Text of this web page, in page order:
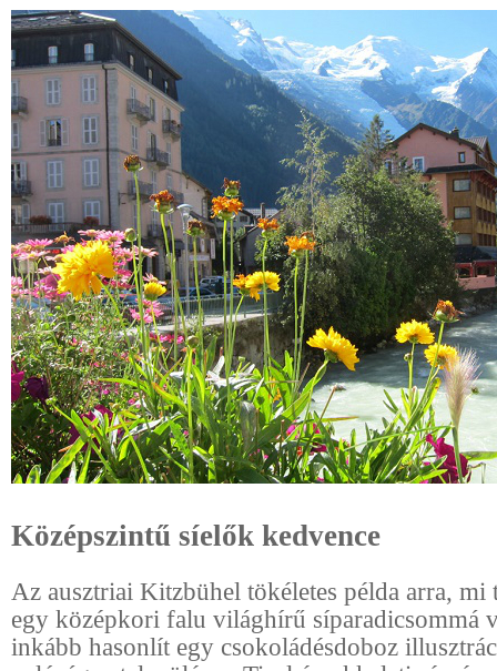
Középszintű síelők kedvence
Az ausztriai Kitzbühel tökéletes példa arra, mi
egy középkori falu világhírű síparadicsommá
inkább hasonlít egy csokoládésdoboz